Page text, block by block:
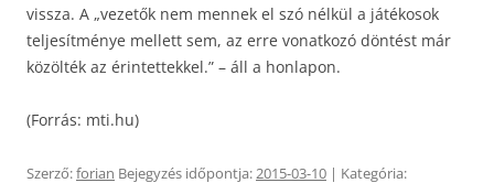
vissza. A „vezetők nem mennek el szó nélkül a játékosok
teljesítménye mellett sem, az erre vonatkozó döntést már
közölték az érintettekkel.” – áll a honlapon.
(Forrás: mti.hu)
Szerző:forian Bejegyzés időpontja:2015-03-10 | Kategória: